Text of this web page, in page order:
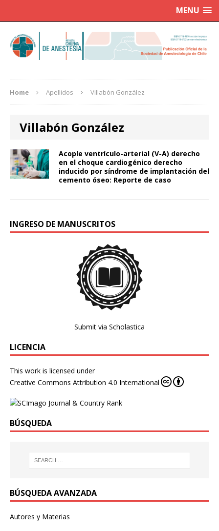
MENU
Home Apellidos Villabón González
Villabón González
Acople ventrículo-arterial (V-A) derecho
en el choque cardiogénico derecho
inducido por síndrome de implantación del
cemento óseo: Reporte de caso
INGRESO DE MANUSCRITOS
Submit via Scholastica
LICENCIA
This work is licensed under
Creative Commons Attribution 4.0 International
BÚSQUEDA
BÚSQUEDA AVANZADA
Autores y Materias